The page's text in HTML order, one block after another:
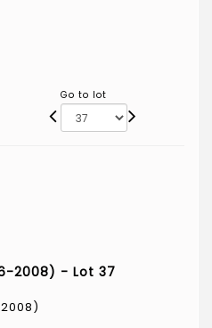
Go to lot
2008) - Lot 37
2008)